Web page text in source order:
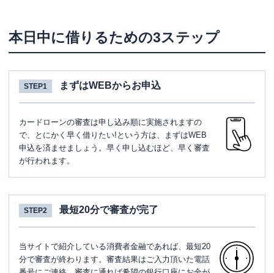
本日中に借りるための3ステップ
STEP1 まずはWEBからお申込
カードローンの審査は申し込み順に実施されますの
で、とにかく早く借りたい!という方は、まずはWEB
申込を済ませましょう。早く申し込むほど、早く審査
が行われます。
STEP2 最短20分で審査が完了
当サイトで紹介している消費者金融であれば、最短20
分で審査が終わります。審査結果はご入力頂いた電話